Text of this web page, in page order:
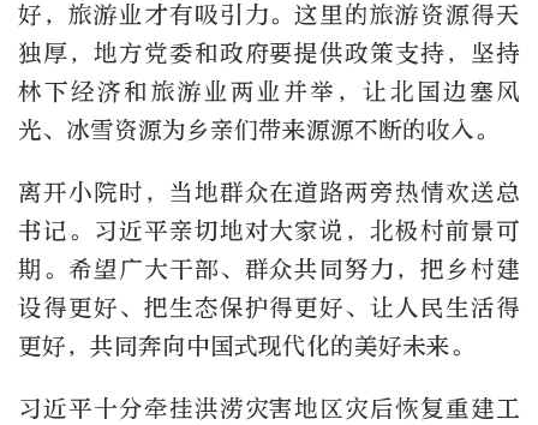
好，旅游业才有吸引力。这里的旅游资源得天
独厚，地方党委和政府要提供政策支持，坚持
林下经济和旅游业两业并举，让北国边塞风
光、冰雪资源为乡亲们带来源源不断的收入。
离开小院时，当地群众在道路两旁热情欢送总
书记。习近平亲切地对大家说，北极村前景可
期。希望广大干部、群众共同努力，把乡村建
设得更好、把生态保护得更好、让人民生活得
更好，共同奔向中国式现代化的美好未来。
习近平十分牵挂洪涝灾害地区灾后恢复重建工